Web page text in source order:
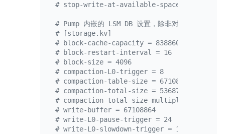
# stop-write-at-available-space = "10 gib"
# Pump 内嵌的 LSM DB 设置，除非对该部分很了解
# [storage.kv]
# block-cache-capacity = 8388608
# block-restart-interval = 16
# block-size = 4096
# compaction-L0-trigger = 8
# compaction-table-size = 67108864
# compaction-total-size = 536870912
# compaction-total-size-multiplier = 8.0
# write-buffer = 67108864
# write-L0-pause-trigger = 24
# write-L0-slowdown-trigger = 17